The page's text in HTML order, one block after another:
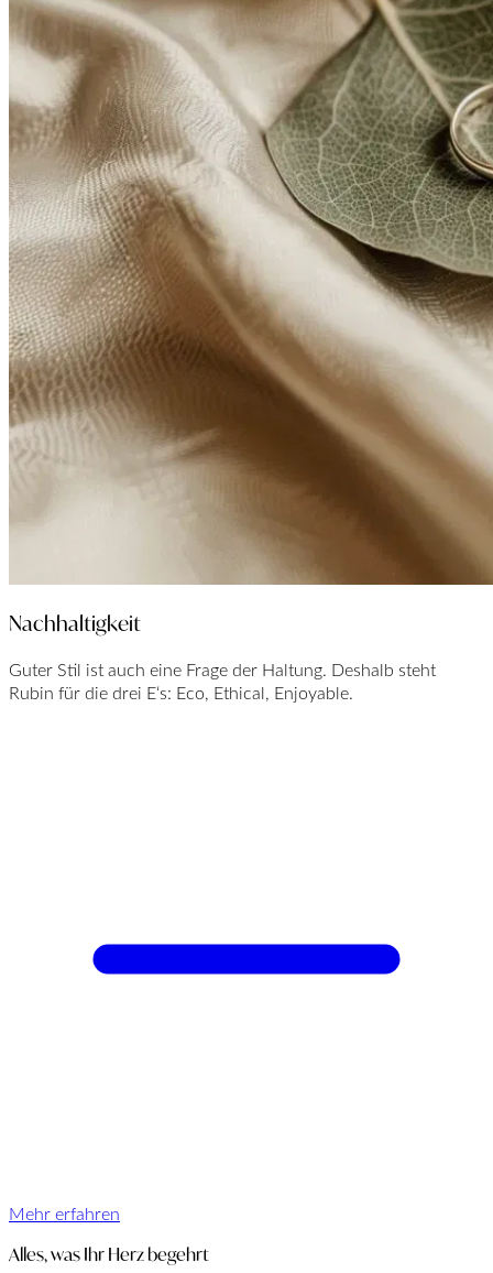
Nachhaltigkeit
Guter Stil ist auch eine Frage der Haltung. Deshalb steht
Rubin für die drei E‘s: Eco, Ethical, Enjoyable.
Mehr erfahren
Alles, was Ihr Herz begehrt